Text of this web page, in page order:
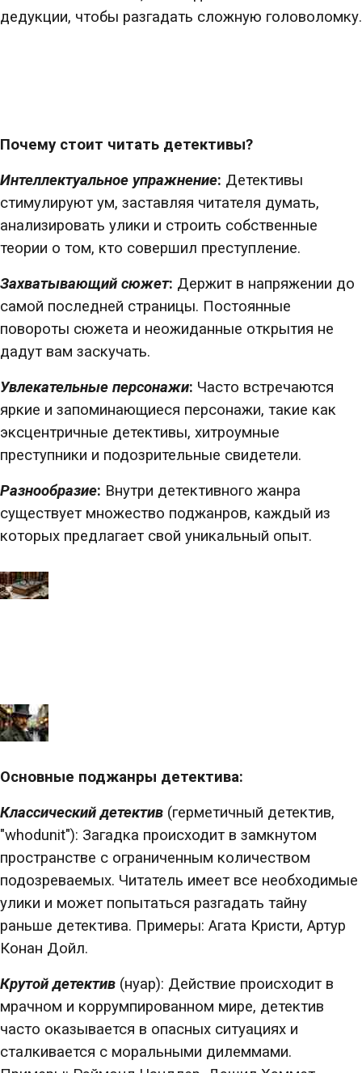
дедукции, чтобы разгадать сложную головоломку.
Почему стоит читать детективы?
Интеллектуальное упражнение: Детективы
стимулируют ум, заставляя читателя думать,
анализировать улики и строить собственные
теории о том, кто совершил преступление.
Захватывающий сюжет: Держит в напряжении до
самой последней страницы. Постоянные
повороты сюжета и неожиданные открытия не
дадут вам заскучать.
Увлекательные персонажи: Часто встречаются
яркие и запоминающиеся персонажи, такие как
эксцентричные детективы, хитроумные
преступники и подозрительные свидетели.
Разнообразие: Внутри детективного жанра
существует множество поджанров, каждый из
которых предлагает свой уникальный опыт.
Основные поджанры детектива:
Классический детектив (герметичный детектив,
"whodunit"): Загадка происходит в замкнутом
пространстве с ограниченным количеством
подозреваемых. Читатель имеет все необходимые
улики и может попытаться разгадать тайну
раньше детектива. Примеры: Агата Кристи, Артур
Конан Дойл.
Крутой детектив (нуар): Действие происходит в
мрачном и коррумпированном мире, детектив
часто оказывается в опасных ситуациях и
сталкивается с моральными дилеммами.